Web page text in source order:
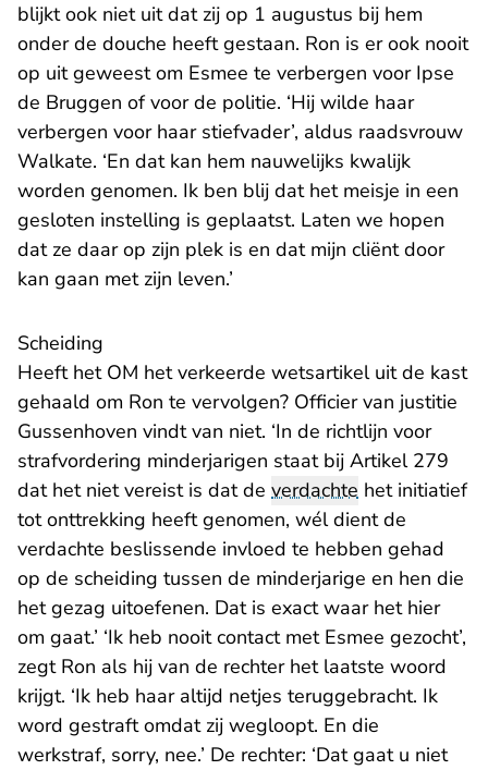
blijkt ook niet uit dat zij op 1 augustus bij hem
onder de douche heeft gestaan. Ron is er ook nooit
op uit geweest om Esmee te verbergen voor Ipse
de Bruggen of voor de politie. ‘Hij wilde haar
verbergen voor haar stiefvader’, aldus raadsvrouw
Walkate. ‘En dat kan hem nauwelijks kwalijk
worden genomen. Ik ben blij dat het meisje in een
gesloten instelling is geplaatst. Laten we hopen
dat ze daar op zijn plek is en dat mijn cliënt door
kan gaan met zijn leven.’
Scheiding
Heeft het OM het verkeerde wetsartikel uit de kast
gehaald om Ron te vervolgen? Officier van justitie
Gussenhoven vindt van niet. ‘In de richtlijn voor
strafvordering minderjarigen staat bij Artikel 279
dat het niet vereist is dat de verdachte het initiatief
tot onttrekking heeft genomen, wél dient de
verdachte beslissende invloed te hebben gehad
op de scheiding tussen de minderjarige en hen die
het gezag uitoefenen. Dat is exact waar het hier
om gaat.’ ‘Ik heb nooit contact met Esmee gezocht’,
zegt Ron als hij van de rechter het laatste woord
krijgt. ‘Ik heb haar altijd netjes teruggebracht. Ik
word gestraft omdat zij wegloopt. En die
werkstraf, sorry, nee.’ De rechter: ‘Dat gaat u niet